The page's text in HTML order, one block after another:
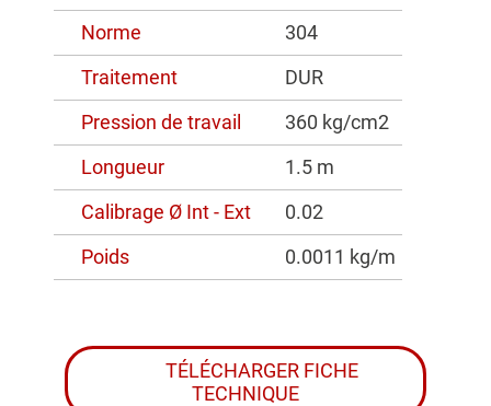
Norme
304
Traitement
DUR
Pression de travail
360 kg/cm2
Longueur
1.5 m
Calibrage Ø Int - Ext
0.02
Poids
0.0011 kg/m
TÉLÉCHARGER FICHE
TECHNIQUE